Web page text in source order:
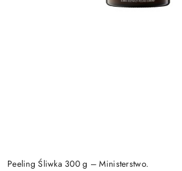
Peeling Śliwka 300 g – Ministerstwo.